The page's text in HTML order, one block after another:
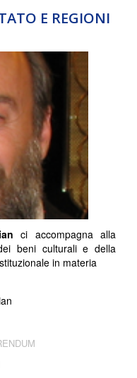
E REGIONI
ci accompagna alla
beni culturali e della
in materia